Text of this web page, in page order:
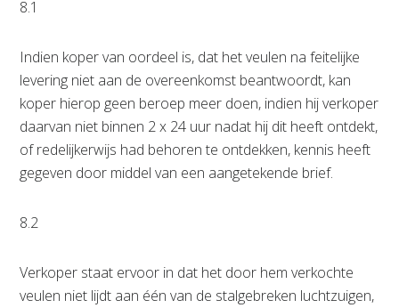
8.1
Indien koper van oordeel is, dat het veulen na feitelijke
levering niet aan de overeenkomst beantwoordt, kan
koper hierop geen beroep meer doen, indien hij verkoper
daarvan niet binnen 2 x 24 uur nadat hij dit heeft ontdekt,
of redelijkerwijs had behoren te ontdekken, kennis heeft
gegeven door middel van een aangetekende brief.
8.2
Verkoper staat ervoor in dat het door hem verkochte
veulen niet lijdt aan één van de stalgebreken luchtzuigen,